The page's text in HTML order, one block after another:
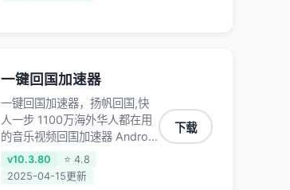
一键回国加速器
一键回国加速器，扬帆回国,快
人一步 1100万海外华人都在用
的音乐视频回国加速器 Android
iOS Windows Mac TV VIP 支
持多种加速场景 了解更多 看视
v10.3.80
⭐ 4.8
2025-04-15更新
下载